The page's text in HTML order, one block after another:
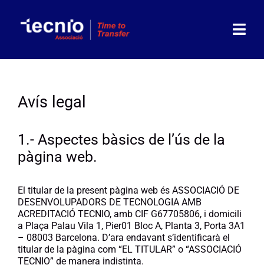
content
Socis
Partners
Agenda
Contacte
Avís legal
1.- Aspectes bàsics de l’ús de la
pàgina web.
El titular de la present pàgina web és ASSOCIACIÓ DE
DESENVOLUPADORS DE TECNOLOGIA AMB
ACREDITACIÓ TECNIO, amb CIF G67705806, i domicili
a Plaça Palau Vila 1, Pier01 Bloc A, Planta 3, Porta 3A1
– 08003 Barcelona. D’ara endavant s’identificarà el
titular de la pàgina com “EL TITULAR” o “ASSOCIACIÓ
TECNIO” de manera indistinta.